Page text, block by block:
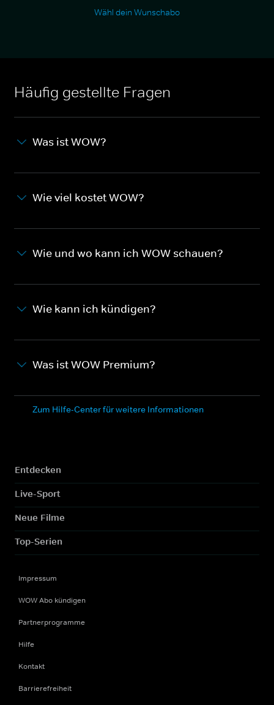
Wähl dein Wunschabo
Häufig gestellte Fragen
Was ist WOW?
Wie viel kostet WOW?
Wie und wo kann ich WOW schauen?
Wie kann ich kündigen?
Was ist WOW Premium?
Zum Hilfe-Center für weitere Informationen
Entdecken
Live-Sport
Neue Filme
Top-Serien
Impressum
WOW Abo kündigen
Partnerprogramme
Hilfe
Kontakt
Barrierefreiheit